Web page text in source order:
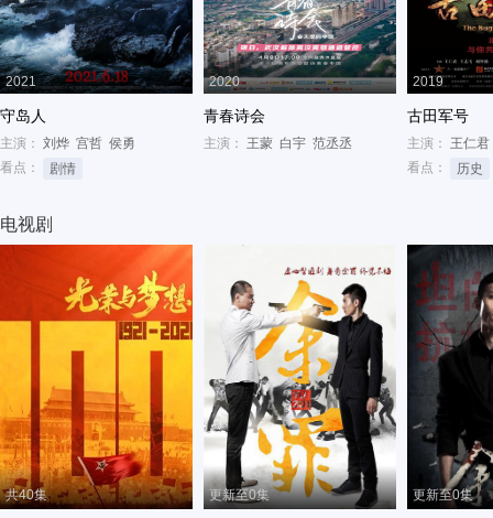
2021
守岛人
主演： 刘烨 宫哲 侯勇
看点：
剧情
2020
青春诗会
主演： 王蒙 白宇 范丞丞
2019
古田军号
主演： 王仁君
看点：
历史
电视剧
共40集 更新至0集 更新至0集